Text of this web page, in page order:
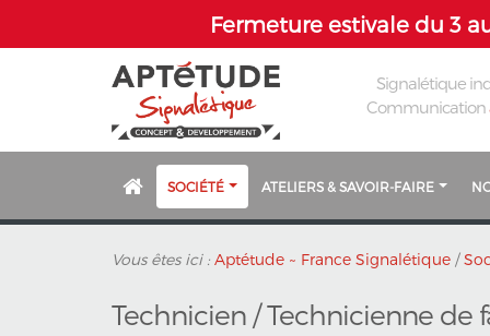
Fermeture estivale du 3
Signalétique
Communication
SOCIÉTÉ ATELIERS & SAVOIR-FAIRE
Vous êtes ici : Aptétude ~ France Signalétique /
Technicien / Technicienne de